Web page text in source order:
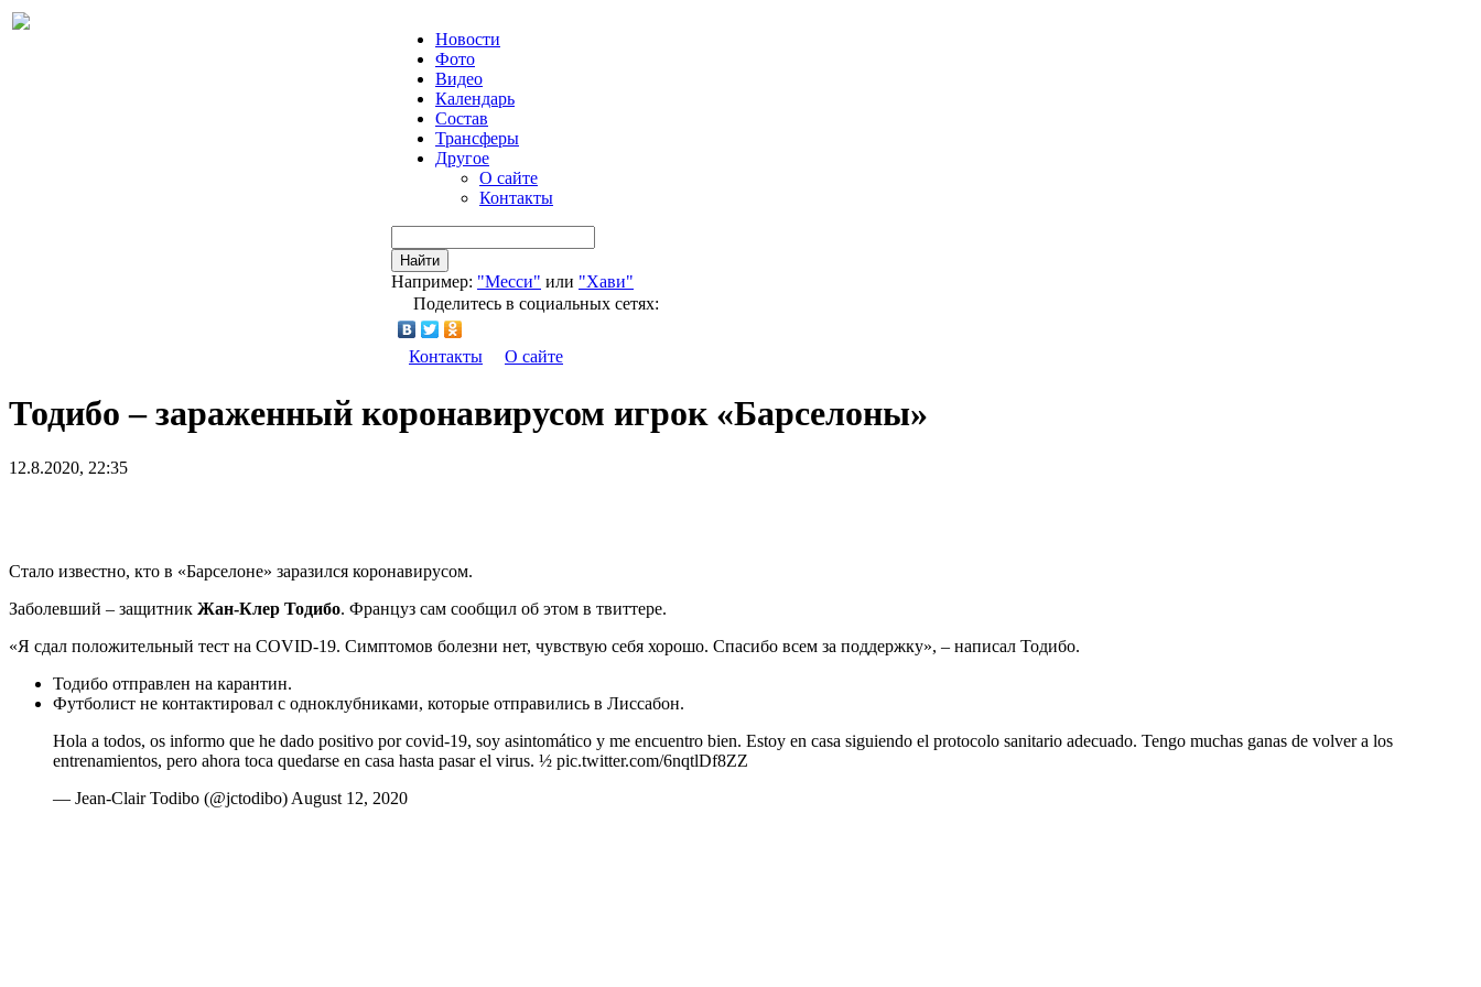
Новости
Фото
Видео
Календарь
Состав
Трансферы
Другое
О сайте
Контакты
Найти
Например: "Месси" или "Хави"
Поделитесь в социальных сетях:
Контакты О сайте
Тодибо – зараженный коронавирусом игрок «Барселоны»
12.8.2020, 22:35
Стало известно, кто в «Барселоне» заразился коронавирусом.
Заболевший – защитник Жан-Клер Тодибо. Француз сам сообщил об этом в твиттере.
«Я сдал положительный тест на COVID-19. Симптомов болезни нет, чувствую себя хорошо. Спасибо всем за поддержку», – написал Тодибо.
Тодибо отправлен на карантин.
Футболист не контактировал с одноклубниками, которые отправились в Лиссабон.
Hola a todos, os informo que he dado positivo por covid-19, soy asintomático y me encuentro bien. Estoy en casa siguiendo el protocolo sanitario adecuado. Tengo muchas ganas de volver a los
entrenamientos, pero ahora toca quedarse en casa hasta pasar el virus. ½ pic.twitter.com/6nqtlDf8ZZ
— Jean-Clair Todibo (@jctodibo) August 12, 2020